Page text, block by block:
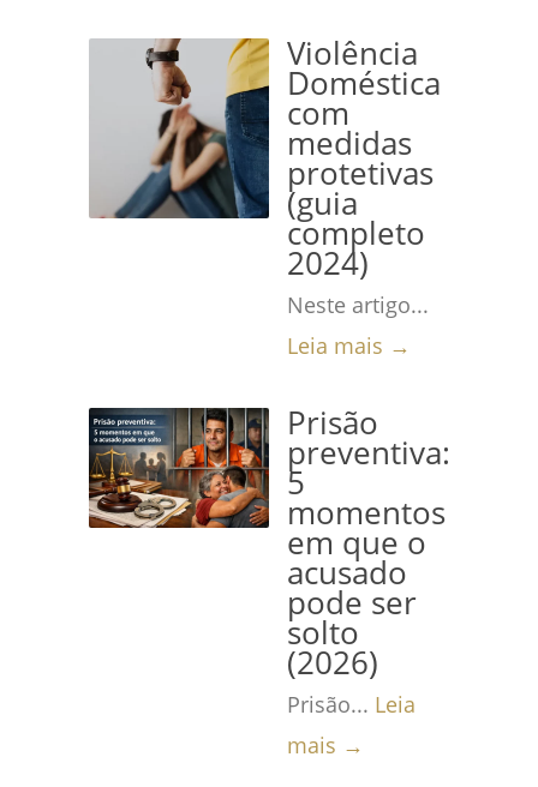
Violência
Doméstica
com
medidas
protetivas
(guia
completo
2024)
Neste artigo...
Leia mais →
Prisão
preventiva:
5
momentos
em que o
acusado
pode ser
solto
(2026)
Prisão... Leia
mais →